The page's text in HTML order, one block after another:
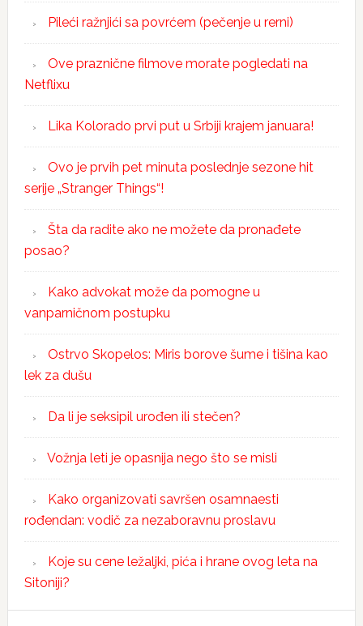
Pileći ražnjići sa povrćem (pečenje u rerni)
Ove praznične filmove morate pogledati na
Netflixu
Lika Kolorado prvi put u Srbiji krajem januara!
Ovo je prvih pet minuta poslednje sezone hit
serije „Stranger Things“!
Šta da radite ako ne možete da pronađete
posao?
Kako advokat može da pomogne u
vanparničnom postupku
Ostrvo Skopelos: Miris borove šume i tišina kao
lek za dušu
Da li je seksipil urođen ili stečen?
Vožnja leti je opasnija nego što se misli
Kako organizovati savršen osamnaesti
rođendan: vodič za nezaboravnu proslavu
Koje su cene ležaljki, pića i hrane ovog leta na
Sitoniji?